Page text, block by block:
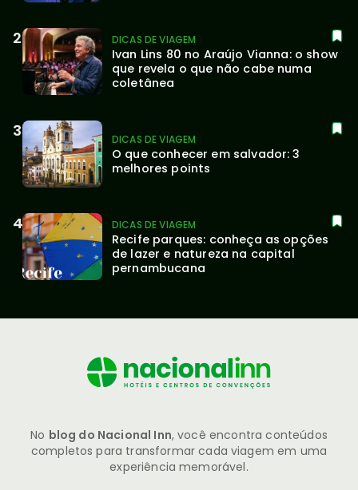
DICAS DE VIAGEM
Ivan Lins 80 no Araújo Vianna: o show
que revela o que não cabe numa
coletânea
DICAS DE VIAGEM
O que conhecer em salvador: 3
melhores points
DICAS DE VIAGEM
Recife parques: conheça as opções
de lazer e natureza na capital
pernambucana
No blog do Nacional Inn, você encontra conteúdos
completos para transformar cada viagem em uma
experiência memorável.